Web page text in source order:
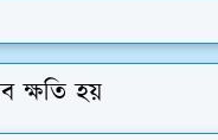
ক্ষতি হয়